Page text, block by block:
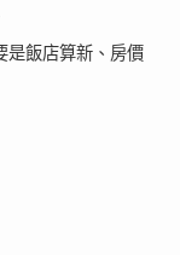
是飯店算新、房價